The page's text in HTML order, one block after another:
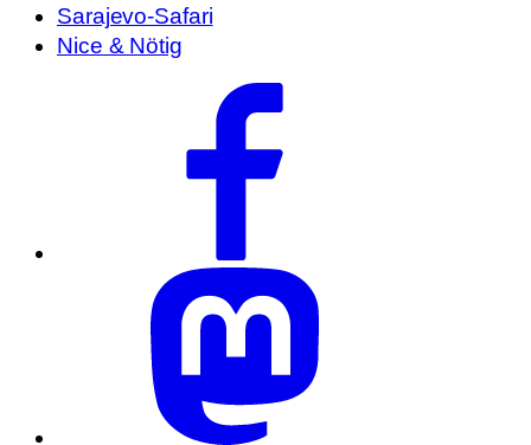
Sarajevo-Safari
Nice & Nötig